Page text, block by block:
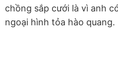
chồng sắp cưới là vì anh
ngoại hình tỏa hào quang.